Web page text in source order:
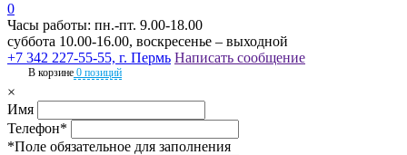
0
Часы работы: пн.-пт. 9.00-18.00
суббота 10.00-16.00, воскресенье – выходной
+7 342 227-55-55, г. Пермь Написать сообщение
В корзине 0 позиций
×
Имя
Телефон*
*Поле обязательное для заполнения